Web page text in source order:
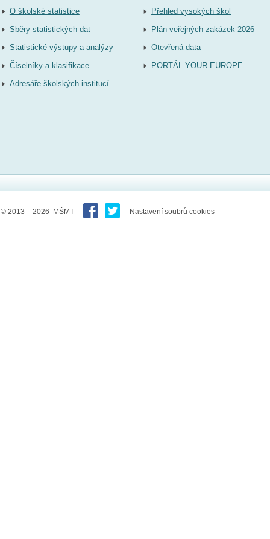
O školské statistice
Sběry statistických dat
Statistické výstupy a analýzy
Číselníky a klasifikace
Adresáře školských institucí
Přehled vysokých škol
Plán veřejných zakázek 2026
Otevřená data
PORTÁL YOUR EUROPE
© 2013 – 2026 MŠMT Nastavení soubrů cookies